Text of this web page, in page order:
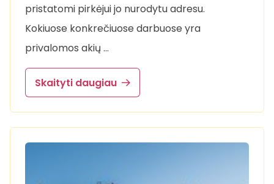
pristatomi pirkėjui jo nurodytu adresu.
Kokiuose konkrečiuose darbuose yra
privalomos akių …
Skaityti daugiau